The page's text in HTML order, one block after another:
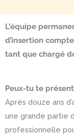
L’équipe
d’insertion
tant que chargé
Peux-tu te
Après douze ans
une grande partie
professionnelle